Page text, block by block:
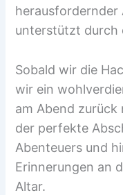
herausfordernder
unterstützt durch
Sobald wir die
wir ein
am Abend zurück
der perfekte
Abenteuers und
Erinnerungen an
Altar.